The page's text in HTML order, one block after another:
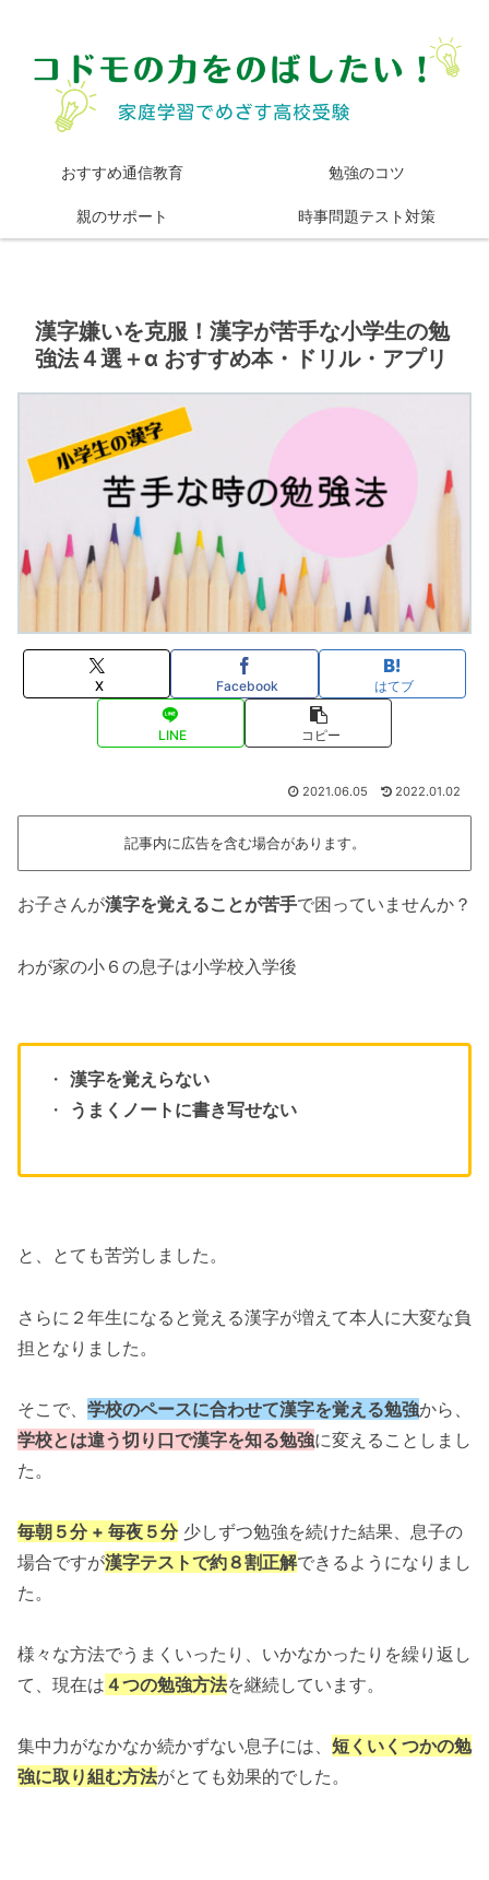
おすすめ通信教育 勉強のコツ
親のサポート 時事問題テスト対策
漢字嫌いを克服！漢字が苦手な小学生の勉
強法４選＋α おすすめ本・ドリル・アプリ
X Facebook はてブ
LINE コピー
2021.06.05 2022.01.02
記事内に広告を含む場合があります。
お子さんが漢字を覚えることが苦手で困っていませんか？
わが家の小６の息子は小学校入学後
・ 漢字を覚えらない
・ うまくノートに書き写せない
と、とても苦労しました。
さらに２年生になると覚える漢字が増えて本人に大変な負
担となりました。
そこで、 学校のペースに合わせて漢字を覚える勉強から、
学校とは違う切り口で漢字を知る勉強に変えることしまし
た。
毎朝５分 + 毎夜５分少しずつ勉強を続けた結果、息子の
場合ですが漢字テストで約８割正解できるようになりまし
た。
様々な方法でうまくいったり、いかなかったりを繰り返し
て、現在は ４つの勉強方法を継続しています。
集中力がなかなか続かずない息子には、 短くいくつかの勉
強に取り組む方法がとても効果的でした。